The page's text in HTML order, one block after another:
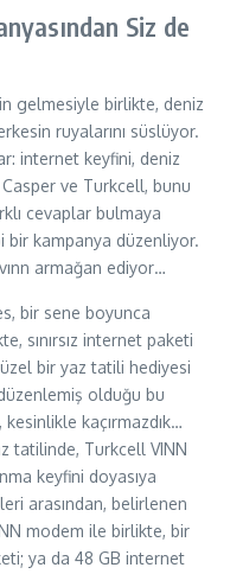
Siz de
gelmesiyle birlikte, deniz
ruyalarını süslüyor.
internet keyfini, deniz
Casper ve Turkcell, bunu
cevaplar bulmaya
bir kampanya düzenliyor.
armağan ediyor…
bir sene boyunca
sınırsız internet paketi
bir yaz tatili hediyesi
olduğu bu
kaçırmazdık…
tatilinde, Turkcell VINN
keyfini doyasıya
arasından, belirlenen
modem ile birlikte, bir
ya da 48 GB internet